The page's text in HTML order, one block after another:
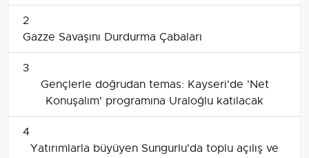
2
Gazze Savaşını Durdurma Çabaları
3
Gençlerle doğrudan temas: Kayseri'de 'Net
Konuşalım' programına Uraloğlu katılacak
4
Yatırımlarla büyüyen Sungurlu'da toplu açılış ve